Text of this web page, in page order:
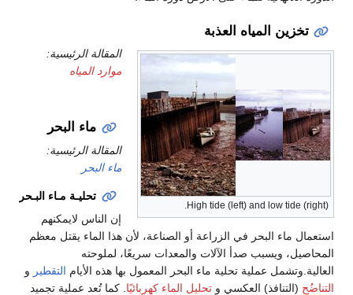
تخزين المياه العذبة
High tide (left) and low tide (right).
المقالة الرئيسية:
موارد المياه
ماء البحر
المقالة الرئيسية:
ماء البحر
تحليـة مـاء البـحر
إن الناس لايمكنهم
استعمال ماء البحر في الزراعة أو الصناعة، لأن هذا الماء يقتل معظم
المحاصيل، ويسبب صدأ الآلات والمعدات سريعًا، لملوحته
العالية.وتشمل عملية تحلية ماء البحر المعمول بها هذه الأيام التقطير و
التناضُح (التنافذ) العكسي و تحليل الماء كهربائيًا . كما تُعد عملية تجميد